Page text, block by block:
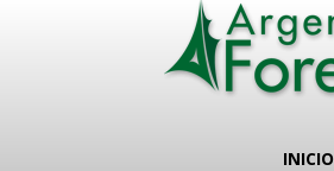
INICIO